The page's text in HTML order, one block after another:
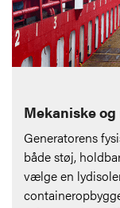
Mekaniske
Generatorens
både støj,
vælge en